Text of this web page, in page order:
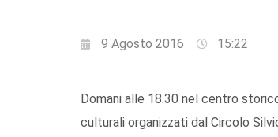
9 Agosto 2016 15:22
Domani alle 18.30 nel centro
culturali organizzati dal Circolo